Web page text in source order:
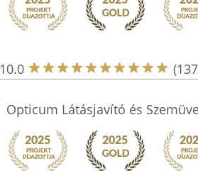
10.0
Opticum Látásjavító és